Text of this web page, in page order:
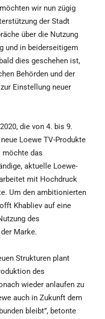
wir nun zügig
der Stadt
über die Nutzung
und in beiderseitigem
dies geschehen ist,
Behörden und der
Einstellung neuer
die von 4. bis 9.
Loewe TV-Produkte
möchte das
aktuelle Loewe-
mit Hochdruck
Um den ambitionierten
Khabliev auf eine
des
Marke.
Strukturen plant
des
wieder anlaufen zu
auch in Zukunft dem
bleibt”, betonte